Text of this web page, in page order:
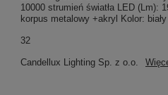
Candellux Lighting Sp. z o.o.
10000 strumień światła LED (Lm):
korpus metalowy +akryl Kolor: biały
32